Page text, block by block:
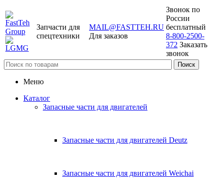
Запчасти для
спецтехники
MAIL@FASTTEH.RU
Для заказов
Звонок по
России
бесплатный
8-800-2500-
372 Заказать
звонок
Меню
Каталог
Запасные части для двигателей
Запасные части для двигателей Deutz
Запасные части для двигателей Weichai